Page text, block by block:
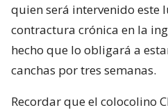
quien será intervenido este
contractura crónica en la
hecho que lo obligará a
canchas por tres semanas.
Recordar que el colocolino